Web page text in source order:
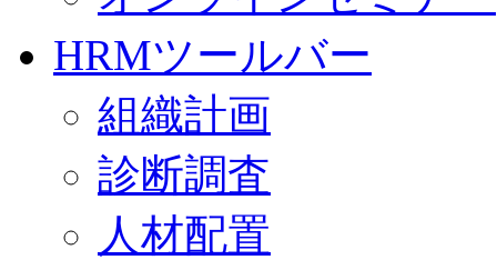
HRMツールバー
組織計画
診断調査
人材配置